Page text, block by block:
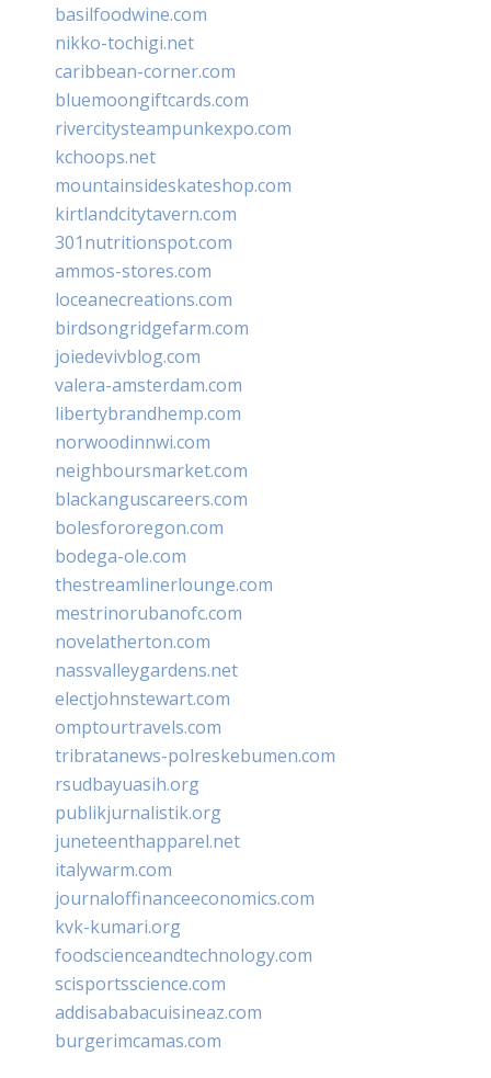
basilfoodwine.com
nikko-tochigi.net
caribbean-corner.com
bluemoongiftcards.com
rivercitysteampunkexpo.com
kchoops.net
mountainsideskateshop.com
kirtlandcitytavern.com
301nutritionspot.com
ammos-stores.com
loceanecreations.com
birdsongridgefarm.com
joiedevivblog.com
valera-amsterdam.com
libertybrandhemp.com
norwoodinnwi.com
neighboursmarket.com
blackanguscareers.com
bolesfororegon.com
bodega-ole.com
thestreamlinerlounge.com
mestrinorubanofc.com
novelatherton.com
nassvalleygardens.net
electjohnstewart.com
omptourtravels.com
tribratanews-polreskebumen.com
rsudbayuasih.org
publikjurnalistik.org
juneteenthapparel.net
italywarm.com
journaloffinanceeconomics.com
kvk-kumari.org
foodscienceandtechnology.com
scisportsscience.com
addisababacuisineaz.com
burgerimcamas.com